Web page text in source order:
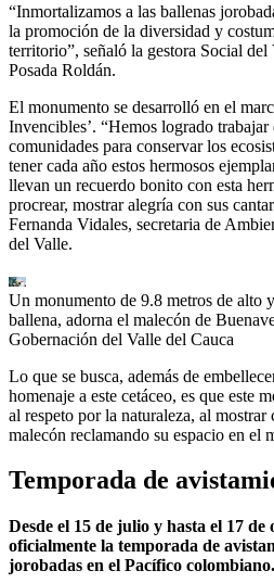
“Inmortalizamos a las ballenas
la promoción de la diversidad y
territorio”, señaló la gestora Social
Posada Roldán.
El monumento se desarrolló en el
Invencibles’. “Hemos logrado
comunidades para conservar los
tener cada año estos hermosos
llevan un recuerdo bonito con esta
procrear, mostrar alegría con sus
Fernanda Vidales, secretaria de
del Valle.
Un monumento de 9.8 metros de alto
ballena, adorna el malecón de
Gobernación del Valle del Cauca
Lo que se busca, además de
homenaje a este cetáceo, es que este
al respeto por la naturaleza, al
malecón reclamando su espacio en el
Temporada de
Desde el 15 de julio y hasta el 17
oficialmente la temporada de
jorobadas en el Pacífico colombiano.